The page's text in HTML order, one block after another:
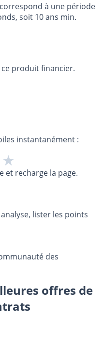
à une période
soit 10 ans min.
produit financier.
instantanément :
★
et recharge la page.
lister les points
des
offres de